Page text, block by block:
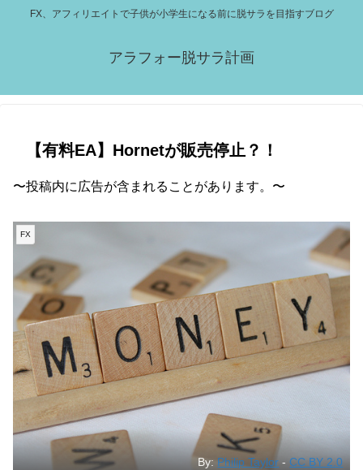
FX、アフィリエイトで子供が小学生になる前に脱サラを目指すブログ
アラフォー脱サラ計画
【有料EA】Hornetが販売停止？！
〜投稿内に広告が含まれることがあります。〜
FX
By: Philip Taylor -CC BY 2.0